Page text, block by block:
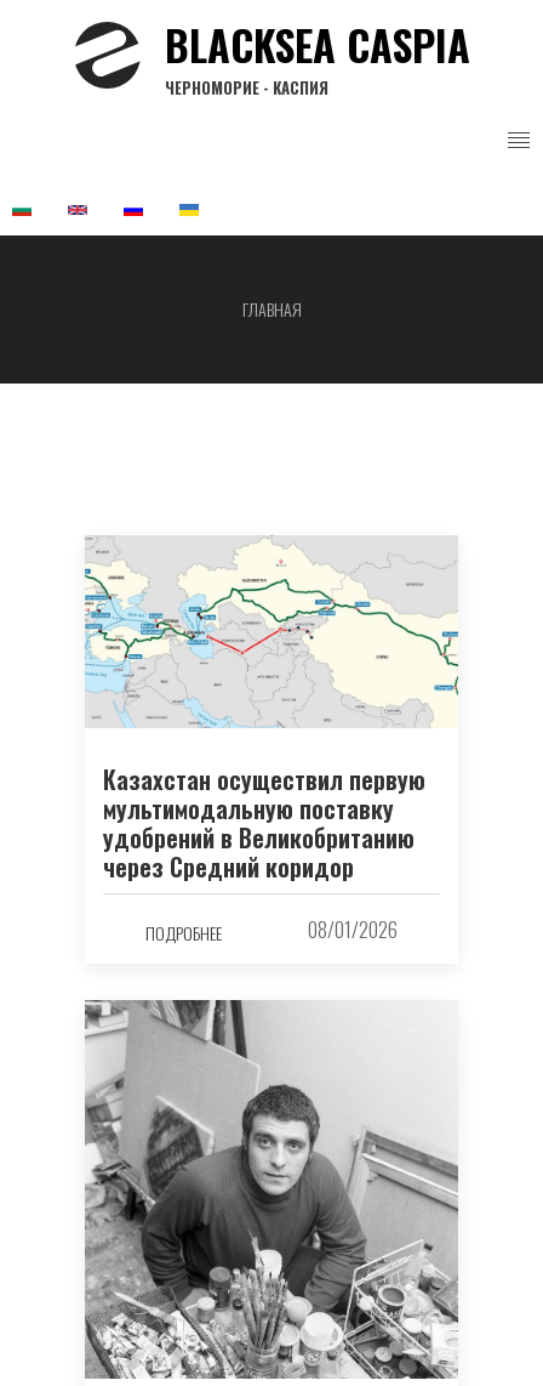
BLACKSEA CASPIA
ЧЕРНОМОРИЕ - КАСПИЯ
навигации
ГЛАВНАЯ
Казахстан осуществил первую
мультимодальную поставку
удобрений в Великобританию
через Средний коридор
ПОДРОБНЕЕ 08/01/2026